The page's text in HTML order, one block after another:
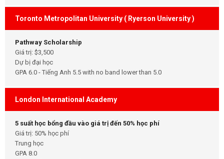
Toronto Metropolitan University ( Ryerson University )
Pathway Scholarship
Giá trị: $3,500
Dự bị đại học
GPA 6.0 - Tiếng Anh 5.5 with no band lower than 5.0
London International Academy
5 suất học bổng đầu vào giá trị đến 50% học phí
Giá trị: 50% học phí
Trung học
GPA 8.0